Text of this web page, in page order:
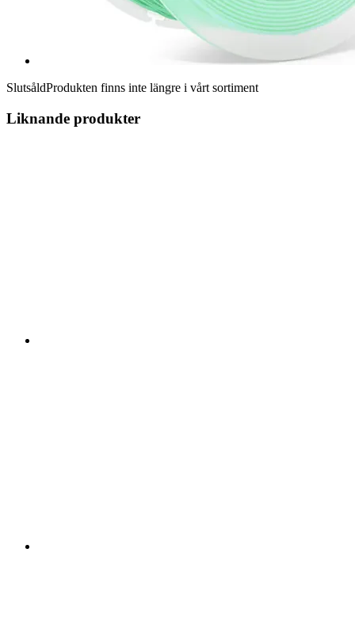
SlutsåldProdukten finns inte längre i vårt sortiment
Liknande produkter